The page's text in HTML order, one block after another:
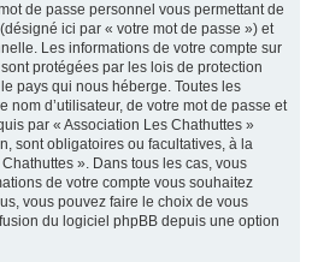
de passe personnel vous permettant de
ici par « votre mot de passe ») et
Les informations de votre compte sur
protégées par les lois de protection
pays qui nous héberge. Toutes les
nom d’utilisateur, de votre mot de passe et
par « Association Les Chathuttes »
sont obligatoires ou facultatives, à la
». Dans tous les cas, vous
de votre compte vous souhaitez
vous pouvez faire le choix de vous
du logiciel phpBB depuis une option